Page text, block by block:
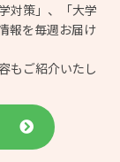
対策」、「大学
報を毎週お届け
もご紹介いたし